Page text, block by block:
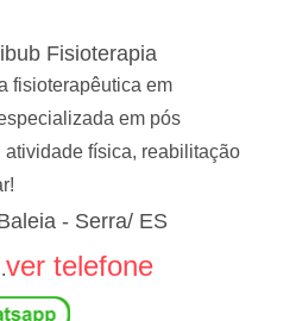
Fisioterapia
fisioterapêutica em
em pós
atividade física, reabilitação
- Serra/ ES
ver telefone